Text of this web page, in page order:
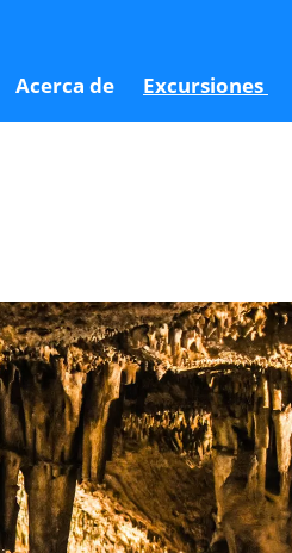
Acerca de Excursiones